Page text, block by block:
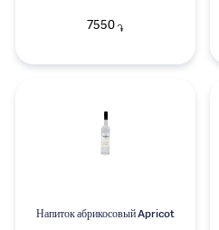
7550 ֏
Напиток абрикосовый Apricot